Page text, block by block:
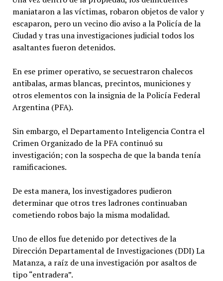
maniataron a las víctimas, robaron objetos de valor y
escaparon, pero un vecino dio aviso a la Policía de la
Ciudad y tras una investigaciones judicial todos los
asaltantes fueron detenidos.
En ese primer operativo, se secuestraron chalecos
antibalas, armas blancas, precintos, municiones y
otros elementos con la insignia de la Policía Federal
Argentina (PFA).
Sin embargo, el Departamento Inteligencia Contra el
Crimen Organizado de la PFA continuó su
investigación; con la sospecha de que la banda tenía
ramificaciones.
De esta manera, los investigadores pudieron
determinar que otros tres ladrones continuaban
cometiendo robos bajo la misma modalidad.
Uno de ellos fue detenido por detectives de la
Dirección Departamental de Investigaciones (DDI) La
Matanza, a raíz de una investigación por asaltos de
tipo “entradera”.